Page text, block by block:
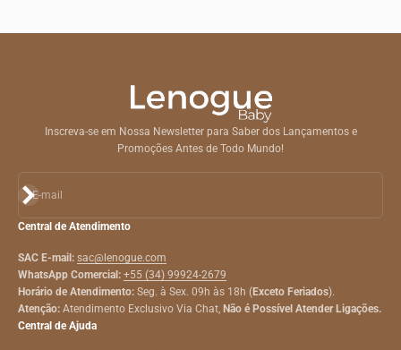
Inscreva-se em Nossa Newsletter para Saber dos Lançamentos e
Promoções Antes de Todo Mundo!
E-mail
Assinar
Central de Atendimento
SAC E-mail: sac@lenogue.com
WhatsApp Comercial: +55 (34) 99924-2679
Horário de Atendimento: Seg. à Sex. 09h às 18h (Exceto Feriados).
Atenção: Atendimento Exclusivo Via Chat, Não é Possível Atender Ligações.
Central de Ajuda